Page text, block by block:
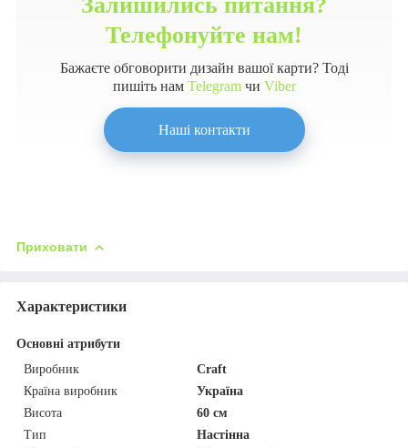
Телефонуйте нам!
Бажаєте обговорити дизайн вашої карти? Тоді
пишіть нам Telegramчи Viber
Наші контакти
Приховати
Характеристики
Основні атрибути
Виробник
Craft
Країна виробник
Україна
Висота
60 см
Тип
Настінна